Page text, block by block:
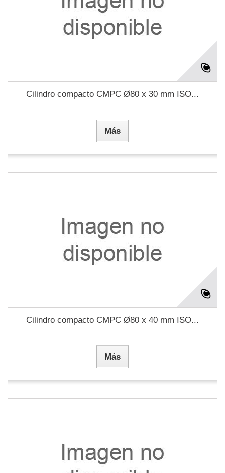
Cilindro compacto CMPC Ø80 x 30 mm ISO...
Más
Cilindro compacto CMPC Ø80 x 40 mm ISO...
Más